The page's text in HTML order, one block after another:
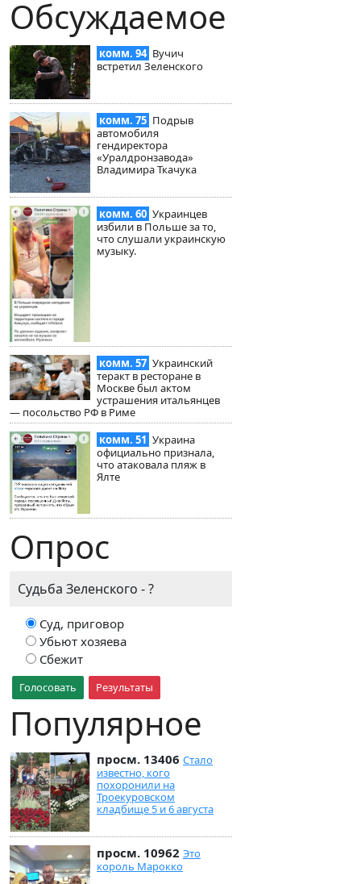
Обсуждаемое
комм. 94 Вучич
встретил Зеленского
комм. 75 Подрыв
автомобиля
гендиректора
«Уралдронзавода»
Владимира Ткачука
комм. 60 Украинцев
избили в Польше за то,
что слушали украинскую
музыку.
комм. 57 Украинский
теракт в ресторане в
Москве был актом
устрашения итальянцев
— посольство РФ в Риме
комм. 51 Украина
официально признала,
что атаковала пляж в
Ялте
Опрос
Судьба Зеленского - ?
Суд, приговор
Убьют хозяева
Сбежит
Голосовать Результаты
Популярное
просм. 13406 Стало
известно, кого
похоронили на
Троекуровском
кладбище 5 и 6 августа
просм. 10962 Это
король Марокко